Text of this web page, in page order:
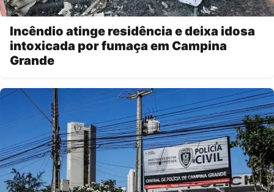
Incêndio atinge residência e deixa idosa
intoxicada por fumaça em Campina
Grande